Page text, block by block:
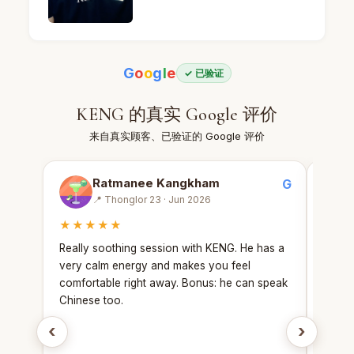
Google ✓ 已验证
KENG 的真实 Google 评价
来自真实顾客、已验证的 Google 评价
‹
G
Ratmanee Kangkham
📍 Thonglor 23 · Jun 2026
★★★★★
Really soothing session with KENG. He has a
very calm energy and makes you feel
comfortable right away. Bonus: he can speak
Chinese too.
›